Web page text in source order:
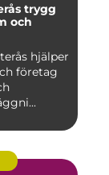
och
hjälper
företag